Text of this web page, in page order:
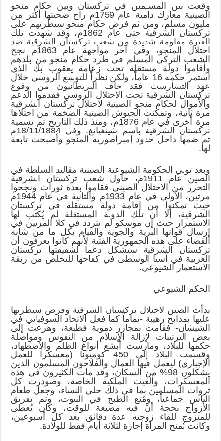
وقعت بين المسلمين في تركستان وبين حكام منجو
الصينية معارك دامية عام 1759م راح ضحيتها أكثر من
مليون مسلم، ومن ثم فرض حكام منجو سيطرتهم على
تركستان الشرقية حتى عام 1862م، وقد شهدت تلك
الفترة مقاومة شديدة من شعب تركستان الشرقية ضد
احتلال المنجو، وفي آخر مواجهة عام 1863م نجح
الشعب التركي المسلم في طرد حكام منجو من بلدهم
وأقاموا دولة مستقلة تحت زعامة يعقوب بك الذي
استمر حكمه 16 عاماً، ولكن نظراً للتوسع الروسي خلال
عهد التسارست فقد خاف البريطانيون من وقوع
تركستان الشرقية تحت الاحتلال الروسي فقدموا الدعم
والأموال لحكام منجو الصينية لاحتلال تركستان الشرقية
مرة ثانية، وتمكنت الجيوش الصينية الضخمة من احتلاها
مرة أخرى في عام 1876م، ومنذ ذلك التاريخ تم تسمية
تركستان الشرقية باسم شينغيانغ. وفي 18/11/1884م
تم ضمها داخل حدود إمبراطورية المنجو وأصبحت تابعة
لها.
وبعد تولي الحكومة الشيوعية الصينية مقاليد السلطة في
الصين عام 1911م، حاول شعب تركستان الشرقية
التحرر من الاحتلال الصيني فقاموا بعدة ثورات ونجحوا
مرتين، الأولى في عام 1933م والثانية في عام 1944م
حيث تمكنوا من إقامة دولة مستقلة في تركستان
الشرقية، إلا أن تلك الدولة المستقلة لم يُكتب لها
الاستمرار حيث إن موسكو لم تتردد في كلا المرتين في
إرسال قواتها البرية والجوية والقيام بكل ما من شأنه
القضاء على هذه الجمهورية الفتية لأنهم كانوا يعرفون أن
تركستان الشرقية ستشكل دعماً لشقيقتها تركستان
الغربية في آسيا الوسطى في كفاحها للتخلص من ربقة
الاستعمار الشيوعي.
الحكم الشيوعي
بدأت الصين لاحتلال تركستان الشرقية وفرض سيطرتها
عليها بمذابح رهيبة -تماماً كما فعل الاتحاد السوفياتي في
الشيشان- فقامت بمجازر دموية فظيعة، وهرعت إلى
بعض الترتيبات لإزالة الإسلام من النفوس ومواصلة
حكمها للبلاد، ومارست أبشع أنواع الظلم والاضطهاد،
وقسمت البلاد إلى 450 كوميوناً (معسكراً للعمل
الإجباري) ليعمل فيها العمال والفلاحون المسلمون الذين
يشكلون 98% من السكان، وقد مات الكثيرون في هذه
المعسكرات، وألغيت الملكية الخاصة، وصودرت كل
ثروات المسلمين بما في ذلك حلي النساء، وجعل طعام
الناس جماعياً، ومُنع الطبخ في البيوت، وتم تفريق
الأزواج بحجة أنّ فيه مضيعة للوقت، وكان يُعطى
للمتزوج للقاء زوجته عدة دقائق بعد كل أسبوعين،
وكانت تُمنح المرأة إجازة لثلاثة أيام فقط للولادة.